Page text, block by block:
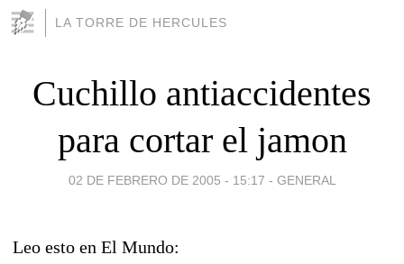
LA TORRE DE HERCULES
Cuchillo antiaccidentes
para cortar el jamon
02 DE FEBRERO DE 2005 - 15:17 - GENERAL
Leo esto en El Mundo: